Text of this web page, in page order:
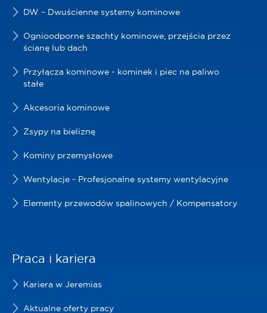
DW – Dwuścienne systemy kominowe
Ognioodporne szachty kominowe, przejścia przez
ścianę lub dach
Przyłącza kominowe - kominek i piec na paliwo
stałe
Akcesoria kominowe
Zsypy na bieliznę
Kominy przemysłowe
Wentylacje - Profesjonalne systemy wentylacyjne
Elementy przewodów spalinowych / Kompensatory
Praca i kariera
Kariera w Jeremias
Aktualne oferty pracy